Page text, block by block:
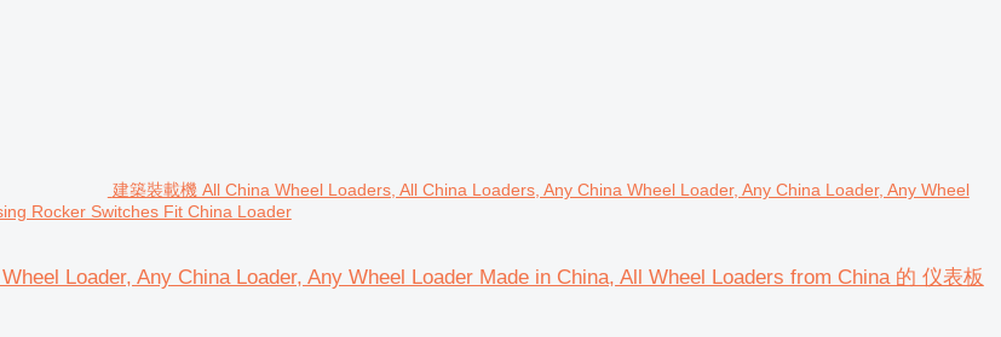
建築裝載機 All China Wheel Loaders, All China Loaders, Any China Wheel Loader, Any China Loader, Any Wheel
Rocker Switches Fit China Loader
Loader, Any China Loader, Any Wheel Loader Made in China, All Wheel Loaders from China 的 仪表板